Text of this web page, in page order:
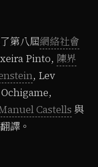
第八屆網絡社會
Pinto, 陳界
, Lev
Castells 與
譯。